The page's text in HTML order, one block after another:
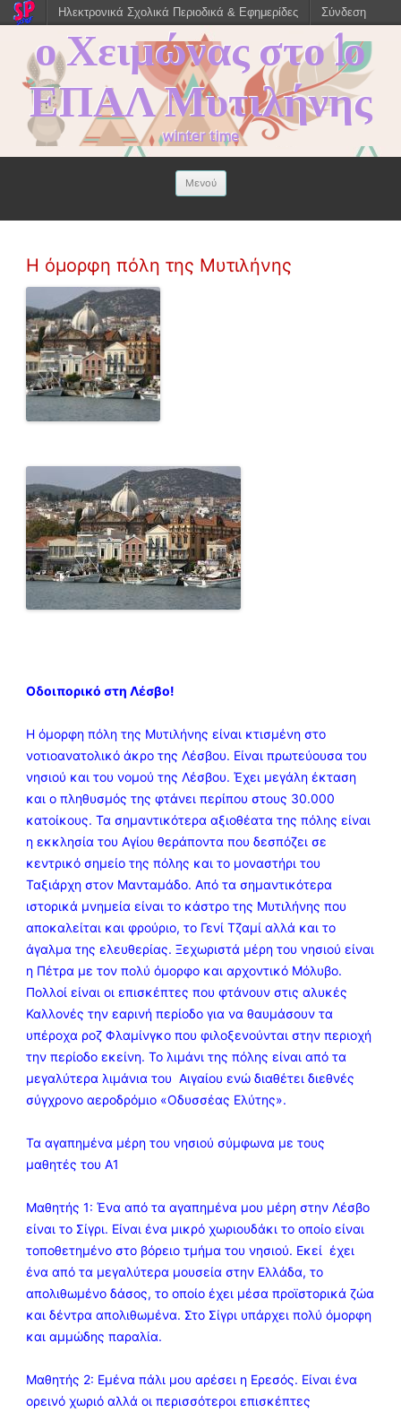
ο Χειμώνας στο 1ο
ΕΠΑΛ Μυτιλήνης
winter time
Μενού
Η όμορφη πόλη της Μυτιλήνης
Οδοιπορικό στη Λέσβο!
Η όμορφη πόλη της Μυτιλήνης είναι κτισμένη στο
νοτιοανατολικό άκρο της Λέσβου. Είναι πρωτεύουσα του
νησιού και του νομού της Λέσβου. Έχει μεγάλη έκταση
και ο πληθυσμός της φτάνει περίπου στους 30.000
κατοίκους. Τα σημαντικότερα αξιοθέατα της πόλης είναι
η εκκλησία του Αγίου θεράποντα που δεσπόζει σε
κεντρικό σημείο της πόλης και το μοναστήρι του
Ταξιάρχη στον Μανταμάδο. Από τα σημαντικότερα
ιστορικά μνημεία είναι το κάστρο της Μυτιλήνης που
αποκαλείται και φρούριο, το Γενί Τζαμί αλλά και το
άγαλμα της ελευθερίας. Ξεχωριστά μέρη του νησιού είναι
η Πέτρα με τον πολύ όμορφο και αρχοντικό Μόλυβο.
Πολλοί είναι οι επισκέπτες που φτάνουν στις αλυκές
Καλλονές την εαρινή περίοδο για να θαυμάσουν τα
υπέροχα ροζ Φλαμίνγκο που φιλοξενούνται στην περιοχή
την περίοδο εκείνη. Το λιμάνι της πόλης είναι από τα
μεγαλύτερα λιμάνια του Αιγαίου ενώ διαθέτει διεθνές
σύγχρονο αεροδρόμιο «Οδυσσέας Ελύτης».
Τα αγαπημένα μέρη του νησιού σύμφωνα με τους
μαθητές του Α1
Μαθητής 1: Ένα από τα αγαπημένα μου μέρη στην Λέσβο
είναι το Σίγρι. Είναι ένα μικρό χωριουδάκι το οποίο είναι
τοποθετημένο στο βόρειο τμήμα του νησιού. Εκεί έχει
ένα από τα μεγαλύτερα μουσεία στην Ελλάδα, το
απολιθωμένο δάσος, το οποίο έχει μέσα προϊστορικά ζώα
και δέντρα απολιθωμένα. Στο Σίγρι υπάρχει πολύ όμορφη
και αμμώδης παραλία.
Μαθητής 2: Εμένα πάλι μου αρέσει η Ερεσός. Είναι ένα
ορεινό χωριό αλλά οι περισσότεροι επισκέπτες
Ηλεκτρονικά Σχολικά Περιοδικά & Εφημερίδες Σύνδεση